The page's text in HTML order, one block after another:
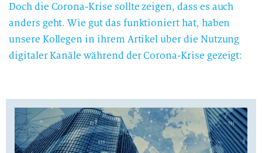
Doch die Corona-Krise sollte zeigen, dass es auch
anders geht.Wie gut das funktioniert hat, haben
unsere Kollegen in ihrem Artikel über die Nutzung
digitaler Kanäle während der Corona-Krise gezeigt: